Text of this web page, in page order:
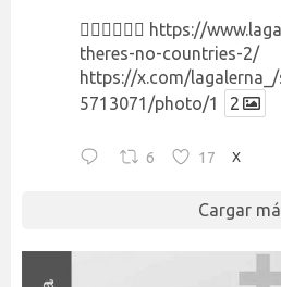
👉🏻👉🏻👉🏻 https://
theres-no-countries-2/
https://x.com/
5713071/photo/1
2
6 17 X
Cargar